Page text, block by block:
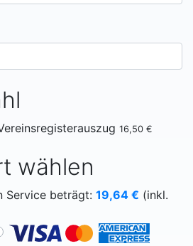
16,50 €
wählen
Service beträgt: 19,64 € (inkl.